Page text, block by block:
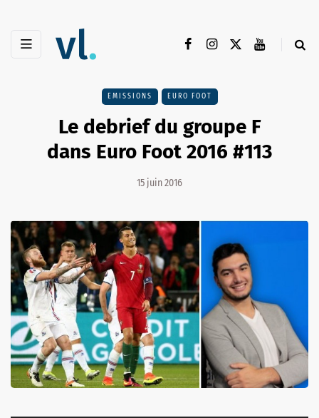
EMISSIONS EURO FOOT
Le debrief du groupe F
dans Euro Foot 2016 #113
15 juin 2016